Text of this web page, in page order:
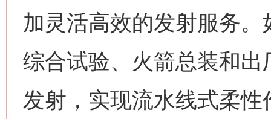
加灵活高效的发射服务
综合试验、火箭总装和
发射，实现流水线式柔